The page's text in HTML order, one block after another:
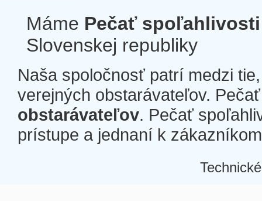
Máme Pečať spoľahlivosti
Slovenskej republiky
Naša spoločnosť patrí medzi
verejných obstarávateľov.
obstarávateľov. Pečať
prístupe a jednaní k